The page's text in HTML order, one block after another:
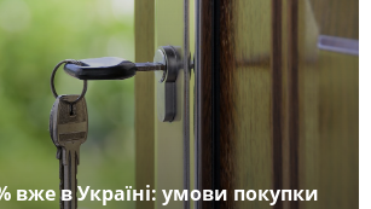
вже в Україні: умови покупки